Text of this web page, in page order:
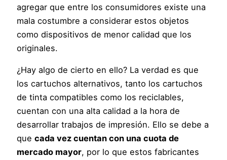
agregar que entre los consumidores existe una
mala costumbre a considerar estos objetos
como dispositivos de menor calidad que los
originales.
¿Hay algo de cierto en ello? La verdad es que
los cartuchos alternativos, tanto los cartuchos
de tinta compatibles como los reciclables,
cuentan con una alta calidad a la hora de
desarrollar trabajos de impresión. Ello se debe a
quecada vez cuentan con una cuota de
mercado mayor, por lo que estos fabricantes